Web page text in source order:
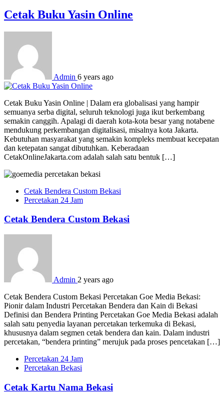
Cetak Buku Yasin Online
Admin 6 years ago
Cetak Buku Yasin Online | Dalam era globalisasi yang hampir
semuanya serba digital, seluruh teknologi juga ikut berkembang
semakin canggih. Apalagi di daerah kota-kota besar yang notabene
mendukung perkembangan digitalisasi, misalnya kota Jakarta.
Kebutuhan masyarakat yang semakin kompleks membuat kecepatan
dan ketepatan sangat dibutuhkan. Keberadaan
CetakOnlineJakarta.com adalah salah satu bentuk […]
Cetak Bendera Custom Bekasi
Percetakan 24 Jam
Cetak Bendera Custom Bekasi
Admin 2 years ago
Cetak Bendera Custom Bekasi Percetakan Goe Media Bekasi:
Pionir dalam Industri Percetakan Bendera dan Kain di Bekasi
Definisi dan Bendera Printing Percetakan Goe Media Bekasi adalah
salah satu penyedia layanan percetakan terkemuka di Bekasi,
khususnya dalam segmen cetak bendera dan kain. Dalam industri
percetakan, “bendera printing” merujuk pada proses pencetakan […]
Percetakan 24 Jam
Percetakan Bekasi
Cetak Kartu Nama Bekasi